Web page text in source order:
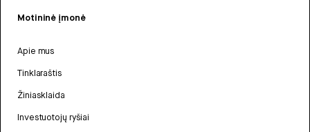
Motininė įmonė
Apie mus
Tinklaraštis
Žiniasklaida
Investuotojų ryšiai